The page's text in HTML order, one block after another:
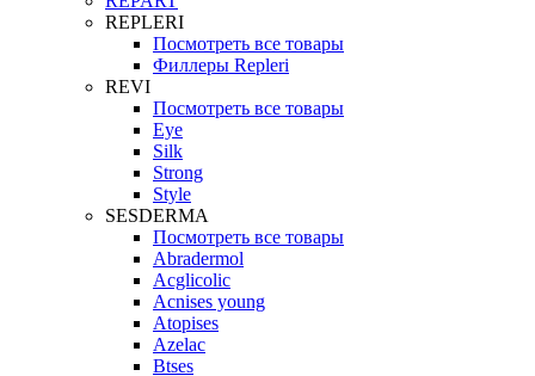
REPLERI
Посмотреть все товары
Филлеры Repleri
REVI
Посмотреть все товары
Eye
Silk
Strong
Style
SESDERMA
Посмотреть все товары
Abradermol
Acglicolic
Acnises young
Atopises
Azelac
Btses